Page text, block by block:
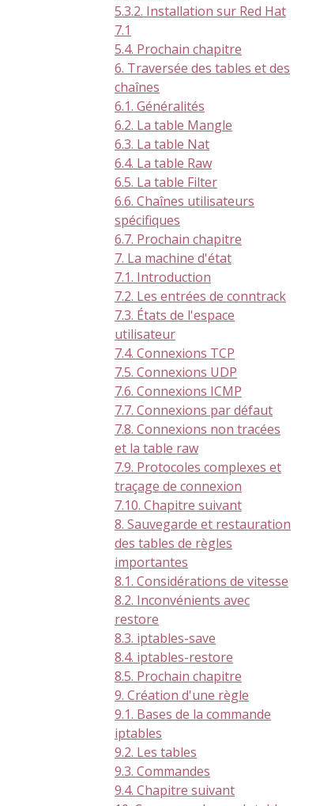
5.3.2. Installation sur Red Hat
7.1
5.4. Prochain chapitre
6. Traversée des tables et des
chaînes
6.1. Généralités
6.2. La table Mangle
6.3. La table Nat
6.4. La table Raw
6.5. La table Filter
6.6. Chaînes utilisateurs
spécifiques
6.7. Prochain chapitre
7. La machine d'état
7.1. Introduction
7.2. Les entrées de conntrack
7.3. États de l'espace
utilisateur
7.4. Connexions TCP
7.5. Connexions UDP
7.6. Connexions ICMP
7.7. Connexions par défaut
7.8. Connexions non tracées
et la table raw
7.9. Protocoles complexes et
traçage de connexion
7.10. Chapitre suivant
8. Sauvegarde et restauration
des tables de règles
importantes
8.1. Considérations de vitesse
8.2. Inconvénients avec
restore
8.3. iptables-save
8.4. iptables-restore
8.5. Prochain chapitre
9. Création d'une règle
9.1. Bases de la commande
iptables
9.2. Les tables
9.3. Commandes
9.4. Chapitre suivant